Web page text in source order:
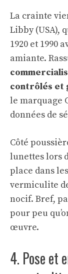
La crainte
Libby (USA),
1920 et 1990
amiante.
contrôlés et
le marquage
données de
Côté
lunettes lors
place dans
vermiculite
nocif. Bref,
pour peu
œuvre.
4. Pose et